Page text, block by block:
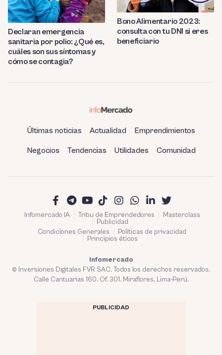
Declaran emergencia
sanitaria por polio: ¿Qué es,
cuáles son sus síntomas y
cómo se contagia?
Bono Alimentario 2023:
consulta con tu DNI si eres
beneficiario
Últimas noticias Actualidad Emprendimientos
Negocios Tendencias Utilidades Comunidad
Infomercado IA Tribu de Emprendedores
Masterclass
Publicidad
Condiciones Generales
Políticas de privacidad
Principios éticos
Infomercado
© Inversiones Digitales FVR SAC. Todos los derechos reservados.
Calle Cantuarias 160. Of. 301. Miraflores, Lima-Perú.
PUBLICIDAD